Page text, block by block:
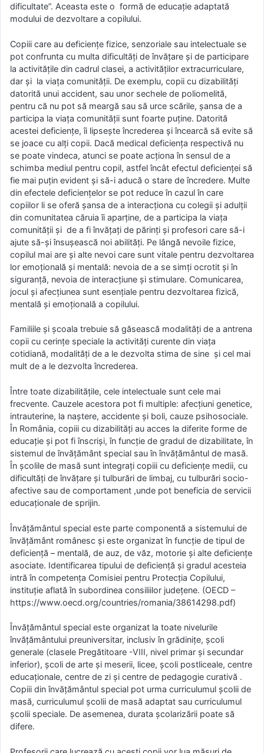
dificultate”. Aceasta este o formă de educaţie adaptată
modului de dezvoltare a copilului.
Copiii care au deficienţe fizice, senzoriale sau intelectuale se
pot confrunta cu multa dificultăţi de învăţare şi de participare
la activitățile din cadrul clasei, a activităților extracurriculare,
dar și la viaţa comunităţii. De exemplu, copii cu dizabilităţi
datorită unui accident, sau unor sechele de poliomelită,
pentru că nu pot să meargă sau să urce scările, şansa de a
participa la viaţa comunităţii sunt foarte puţine. Datorită
acestei deficiențe, îi lipseşte încrederea şi încearcă să evite să
se joace cu alţi copii. Dacă medical deficienţa respectivă nu
se poate vindeca, atunci se poate acţiona în sensul de a
schimba mediul pentru copil, astfel încât efectul deficienţei să
fie mai puţin evident și să-i aducă o stare de încredere. Multe
din efectele deficienţelor se pot reduce în cazul în care
copiilor li se oferă şansa de a interacţiona cu colegii şi adulţii
din comunitatea căruia îi aparţine, de a participa la viața
comunității și de a fi învăţaţi de părinţi şi profesori care să-i
ajute să-şi însuşească noi abilităţi. Pe lângă nevoile fizice,
copilul mai are şi alte nevoi care sunt vitale pentru dezvoltarea
lor emoţională şi mentală: nevoia de a se simţi ocrotit şi în
siguranţă, nevoia de interacţiune şi stimulare. Comunicarea,
jocul şi afecţiunea sunt esenţiale pentru dezvoltarea fizică,
mentală şi emoţională a copilului.
Familiile şi şcoala trebuie să găsească modalităţi de a antrena
copii cu cerinţe speciale la activităţi curente din viaţa
cotidiană, modalități de a le dezvolta stima de sine și cel mai
mult de a le dezvolta încrederea.
Între toate dizabilităţile, cele intelectuale sunt cele mai
frecvente. Cauzele acestora pot fi multiple: afecţiuni genetice,
intrauterine, la naştere, accidente şi boli, cauze psihosociale.
În România, copiii cu dizabilități au acces la diferite forme de
educaţie şi pot fi înscrişi, în funcţie de gradul de dizabilitate, în
sistemul de învăţământ special sau în învăţământul de masă.
În școlile de masă sunt integrați copiii cu deficienţe medii, cu
dificultăţi de învăţare şi tulburări de limbaj, cu tulburări socio-
afective sau de comportament ,unde pot beneficia de servicii
educaţionale de sprijin.
Învăţământul special este parte componentă a sistemului de
învățământ românesc și este organizat în funcţie de tipul de
deficienţă – mentală, de auz, de văz, motorie şi alte deficienţe
asociate. Identificarea tipului de deficienţă şi gradul acesteia
intră în competența Comisiei pentru Protecţia Copilului,
instituţie aflată în subordinea consiliilor judeţene. (OECD –
https://www.oecd.org/countries/romania/38614298.pdf)
Învăţământul special este organizat la toate nivelurile
învăţământului preuniversitar, inclusiv în grădiniţe, şcoli
generale (clasele Pregătitoare -VIII, nivel primar şi secundar
inferior), şcoli de arte şi meserii, licee, şcoli postliceale, centre
educaţionale, centre de zi şi centre de pedagogie curativă .
Copiii din învăţământul special pot urma curriculumul şcolii de
masă, curriculumul şcolii de masă adaptat sau curriculumul
şcolii speciale. De asemenea, durata şcolarizării poate să
difere.